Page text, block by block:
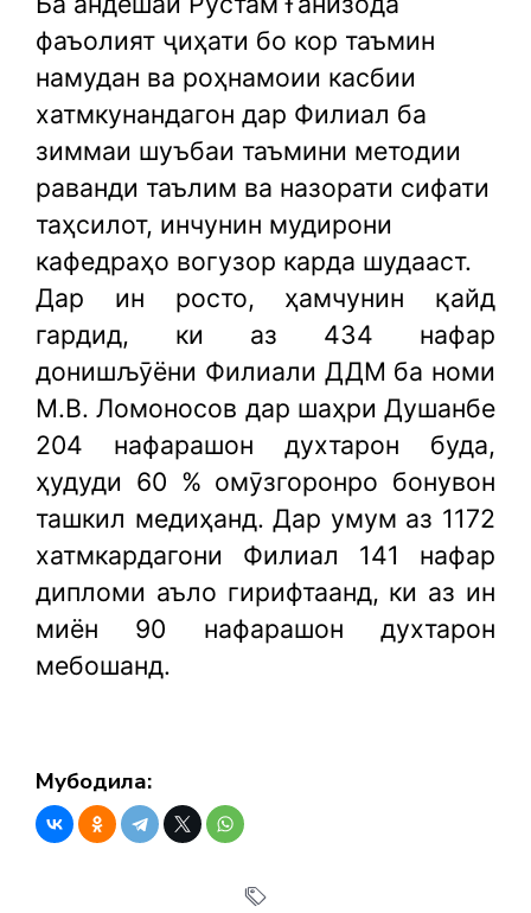
фаъолият ҷиҳати бо кор таъмин
намудан ва роҳнамоии касбии
хатмкунандагон дар Филиал ба
зиммаи шуъбаи таъмини методии
раванди таълим ва назорати сифати
таҳсилот, инчунин мудирони
кафедраҳо вогузор карда шудааст.
Дар ин росто, ҳамчунин қайд
гардид, ки аз 434 нафар
донишљӯёни Филиали ДДМ ба номи
М.В. Ломоносов дар шаҳри Душанбе
204 нафарашон духтарон буда,
ҳудуди 60 % омӯзгоронро бонувон
ташкил медиҳанд. Дар умум аз 1172
хатмкардагони Филиал 141 нафар
дипломи аъло гирифтаанд, ки аз ин
миён 90 нафарашон духтарон
мебошанд.
Мубодила: